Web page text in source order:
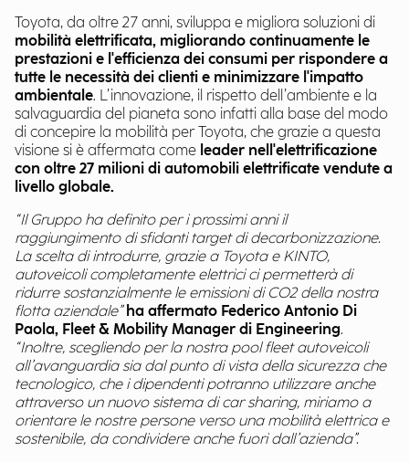
Toyota, da oltre 27 anni, sviluppa e migliora soluzioni di
mobilità elettrificata, migliorando continuamente le
prestazioni e l'efficienza dei consumi per rispondere a
tutte le necessità dei clienti e minimizzare l'impatto
ambientale. L’innovazione, il rispetto dell’ambiente e la
salvaguardia del pianeta sono infatti alla base del modo
di concepire la mobilità per Toyota, che grazie a questa
visione si è affermata come leader nell'elettrificazione
con oltre 27 milioni di automobili elettrificate vendute a
livello globale.
“Il Gruppo ha definito per i prossimi anni il
raggiungimento di sfidanti target di decarbonizzazione.
La scelta di introdurre, grazie a Toyota e KINTO,
autoveicoli completamente elettrici ci permetterà di
ridurre sostanzialmente le emissioni di CO2 della nostra
flotta aziendale” ha affermato Federico Antonio Di
Paola, Fleet & Mobility Manager di Engineering.
“Inoltre, scegliendo per la nostra pool fleet autoveicoli
all’avanguardia sia dal punto di vista della sicurezza che
tecnologico, che i dipendenti potranno utilizzare anche
attraverso un nuovo sistema di car sharing, miriamo a
orientare le nostre persone verso una mobilità elettrica e
sostenibile, da condividere anche fuori dall’azienda”.